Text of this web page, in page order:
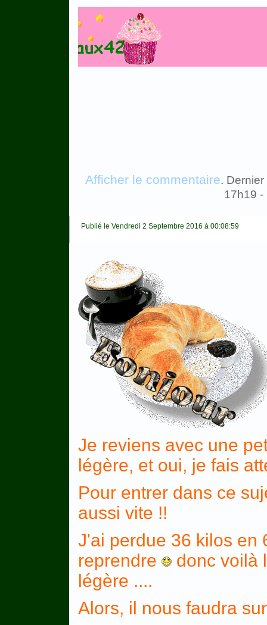
Afficher le commentaire.
17h19 -
Publié le Vendredi 2 Septembre 2016 à 00:08:59
Je reviens avec une
légère, et oui, je fais
Pour entrer dans ce
aussi vite !!
J'ai perdue 36 kilos en
reprendre
donc voilà
légère ....
Alors, il nous faudra